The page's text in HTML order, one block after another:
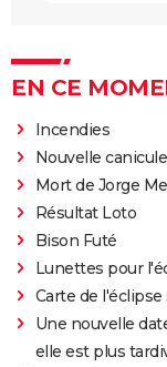
EN CE
Incendies
Nouvelle canicule
Mort de Jorge
Résultat Loto
Bison Futé
Lunettes pour
Carte de l'éclipse
Une nouvelle
elle est plus